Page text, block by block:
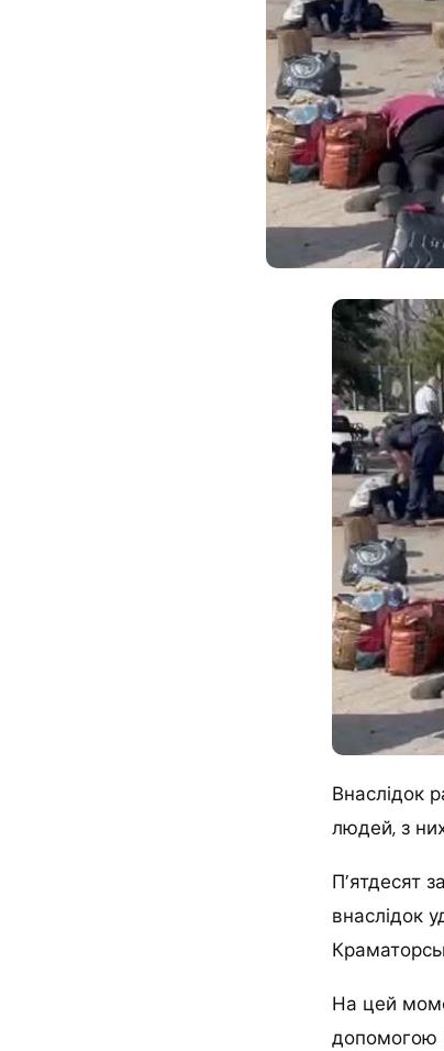
Внаслідок
людей, з
П’ятдесят
внаслідок
На цей
допомогою